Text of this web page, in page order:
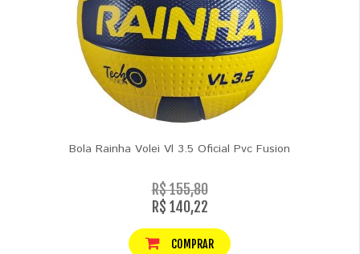
Bola Rainha Volei Vl 3.5 Oficial Pvc Fusion
R$ 155,80
R$ 140,22
COMPRAR